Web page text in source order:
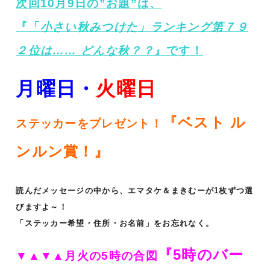
次回10月9日の”お題”は、
『「 小さい秋みつけた」ランキング第７９
２位は…… どんな秋？？ 』です！
月曜日・ 火曜日
ステッカーをプレゼント！
『ベスト ル
ンルン賞！』
読んだメッセージの中から、エマタケ＆まきむーが1枚ずつ選
びますよ～！
「ステッカー希望・住所・お名前」をお忘れなく。
▼▲▼▲月火の5時の合図
『5時のバー